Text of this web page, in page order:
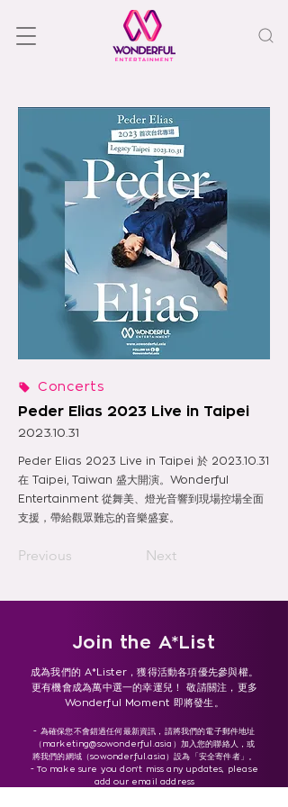
Concerts
Peder Elias 2023 Live in Taipei
2023.10.31
Peder Elias 2023 Live in Taipei 於 2023.10.31
在 Taipei, Taiwan 盛大開演。Wonderful
Entertainment 從舞美、燈光音響到現場控場全面
支援，帶給觀眾難忘的音樂盛宴。
Previous Next
Join the A*List
成為我們的 A*Lister，獲得活動各項優先參與權。
更有機會成為萬中選一的幸運兒！ 敬請關注，更多
Wonderful Moment 即將發生。
- 為確保您不會錯過任何最新資訊，請將我們的電子郵件地址
（ marketing@sowonderful.asia ）加入您的聯絡人，或
將我們的網域（sowonderful.asia）設為「安全寄件者」。
- To make sure you don’t miss any updates, please
add our email address